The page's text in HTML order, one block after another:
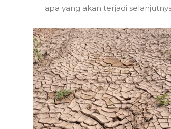
apa yang akan terjadi